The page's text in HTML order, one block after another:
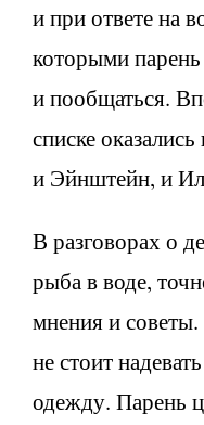
и при ответе на
которыми
и пообщаться.
списке
и Эйнштейн, и
В разговорах о
рыба в воде,
мнения и
не стоит
одежду. Парень